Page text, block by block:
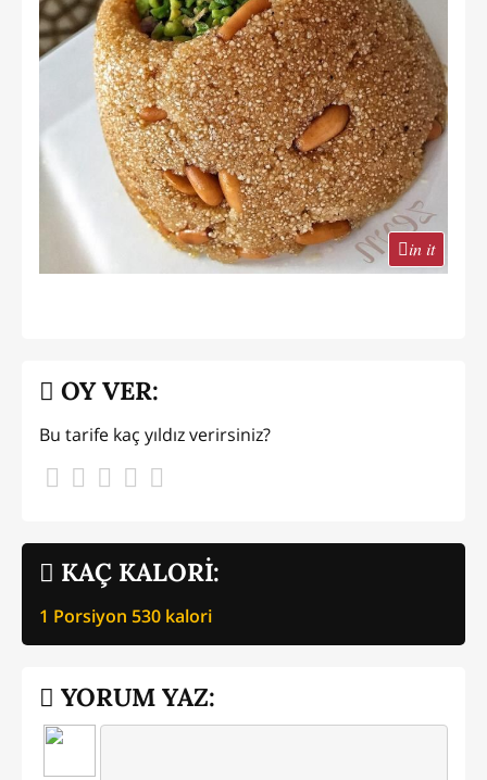
in it
KAÇ KALORİ:
1 Porsiyon 530 kalori
OY VER:
Bu tarife kaç yıldız verirsiniz?
YORUM YAZ: